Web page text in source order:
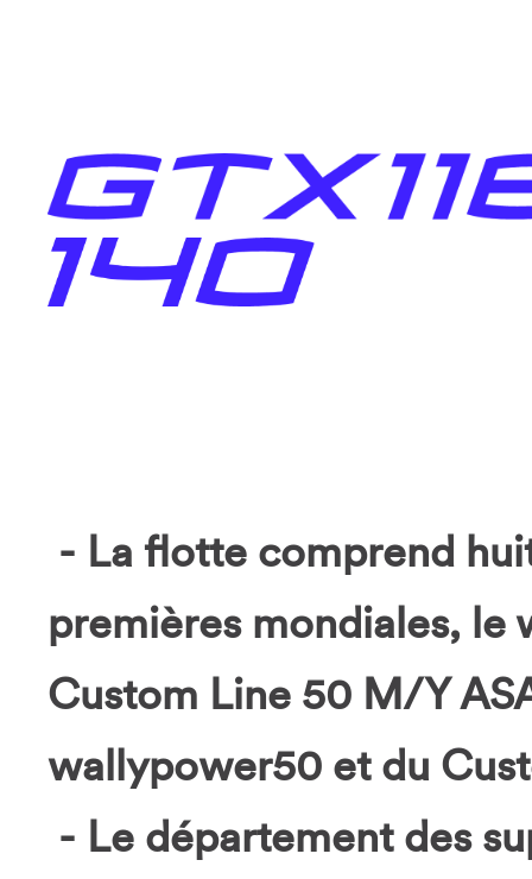
- La flotte comprend
premières mondiales, le
Custom Line 50 M/Y
wallypower50 et du
- Le département des